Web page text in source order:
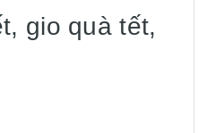
gio quà tết,